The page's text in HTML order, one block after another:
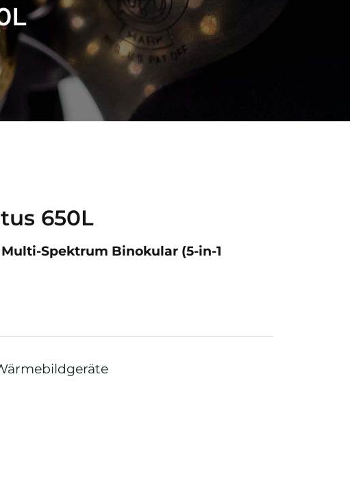
650L
Spektrum Binokular (5-in-1